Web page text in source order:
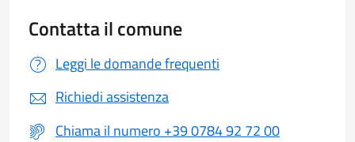
Contatta il comune
Leggi le domande frequenti
Richiedi assistenza
Chiama il numero +39 0784 92 72 00